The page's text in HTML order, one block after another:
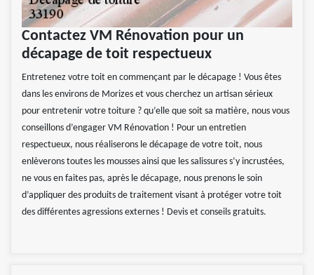
Contactez VM Rénovation pour un
décapage de toit respectueux
Entretenez votre toit en commençant par le décapage ! Vous êtes
dans les environs de Morizes et vous cherchez un artisan sérieux
pour entretenir votre toiture ? qu’elle que soit sa matière, nous vous
conseillons d’engager VM Rénovation ! Pour un entretien
respectueux, nous réaliserons le décapage de votre toit, nous
enlèverons toutes les mousses ainsi que les salissures s’y incrustées,
ne vous en faites pas, après le décapage, nous prenons le soin
d’appliquer des produits de traitement visant à protéger votre toit
des différentes agressions externes ! Devis et conseils gratuits.